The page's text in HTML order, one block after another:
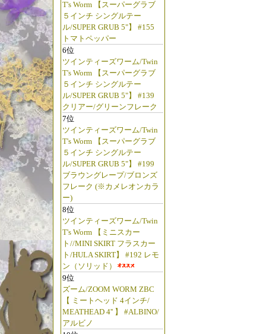
T's Worm 【スーパーグラブ
５インチ シングルテー
ル/SUPER GRUB 5"】 #155
トマトペッパー
6位
ツインティーズワーム/Twin
T's Worm 【スーパーグラブ
５インチ シングルテー
ル/SUPER GRUB 5"】 #139
クリアー/グリーンフレーク
7位
ツインティーズワーム/Twin
T's Worm 【スーパーグラブ
５インチ シングルテー
ル/SUPER GRUB 5"】 #199
ブラウングレープ/ブロンズ
フレーク (※カメレオンカラ
ー)
8位
ツインティーズワーム/Twin
T's Worm 【ミニスカー
ト//MINI SKIRT フラスカー
ト/HULA SKIRT】 #192 レモ
ン（ソリッド）
9位
ズーム/ZOOM WORM ZBC
【 ミートヘッド 4インチ/
MEATHEAD 4'' 】 #ALBINO/
アルビノ